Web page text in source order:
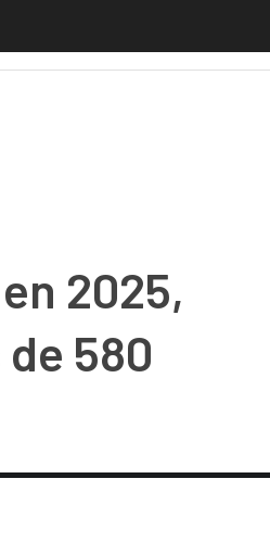
unos ingresos de 580
2025,
580